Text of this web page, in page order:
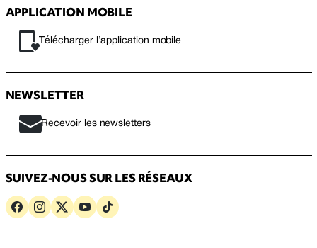
APPLICATION MOBILE
Télécharger l’application mobile
NEWSLETTER
Recevoir les newsletters
SUIVEZ-NOUS SUR LES RÉSEAUX